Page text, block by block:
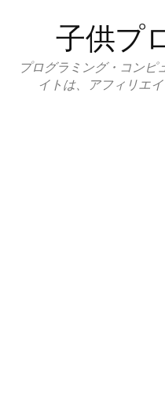
ン
子供プ
プログラミング・コンピ
イトは、アフィリエ